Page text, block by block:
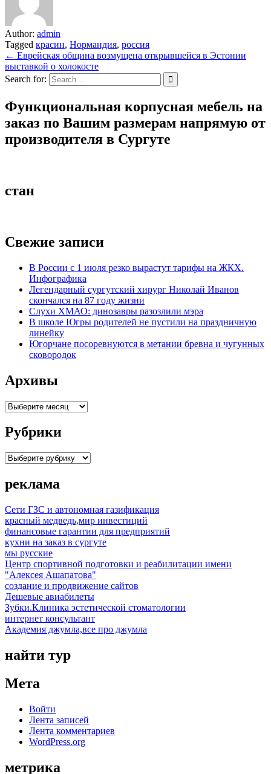
Author: admin
Tagged красин, Нормандия, россия
Навигация
по
записям
← Еврейская община возмущена открывшейся в Эстонии
выставкой о холокосте
Search for:
Функциональная корпусная мебель на
заказ по Вашим размерам напрямую от
производителя в Сургуте
стан
Свежие записи
В России с 1 июля резко вырастут тарифы на ЖКХ.
Инфографика
Легендарный сургутский хирург Николай Иванов
скончался на 87 году жизни
Слухи ХМАО: динозавры разозлили мэра
В школе Югры родителей не пустили на праздничную
линейку
Югорчане посоревнуются в метании бревна и чугунных
сковородок
Архивы
Архивы
Рубрики
Рубрики
реклама
Сети ГЗС и автономная газификация
красный медведь,мир инвестиций
финансовые гарантии для предприятий
кухни на заказ в сургуте
мы русские
Центр спортивной подготовки и реабилитации имени
"Алексея Ашапатова"
создание и продвижение сайтов
Дешевые авиабилеты
Зубки.Клиника эстетической стоматологии
интернет консультант
Академия джумла,все про джумла
найти тур
Мета
Войти
Лента записей
Лента комментариев
WordPress.org
метрика